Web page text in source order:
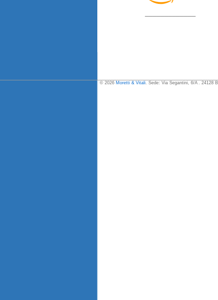
© 2026 Moretti & Vitali. Sede: Via Segantini, 6/A . 24128